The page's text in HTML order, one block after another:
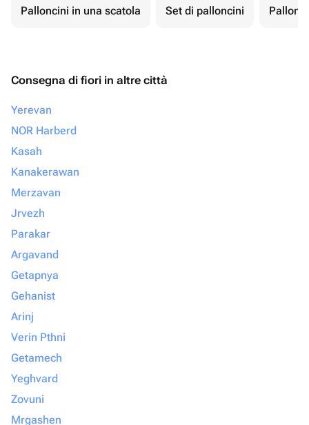
Palloncini in una scatola Set di palloncini
Consegna di fiori in altre città
Yerevan
NOR Harberd
Kasah
Kanakerawan
Merzavan
Jrvezh
Parakar
Argavand
Getapnya
Gehanist
Arinj
Verin Pthni
Getamech
Yeghvard
Zovuni
Mrgashen